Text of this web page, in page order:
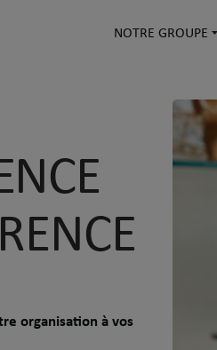
NOTRE GROUPE
organisation à vos